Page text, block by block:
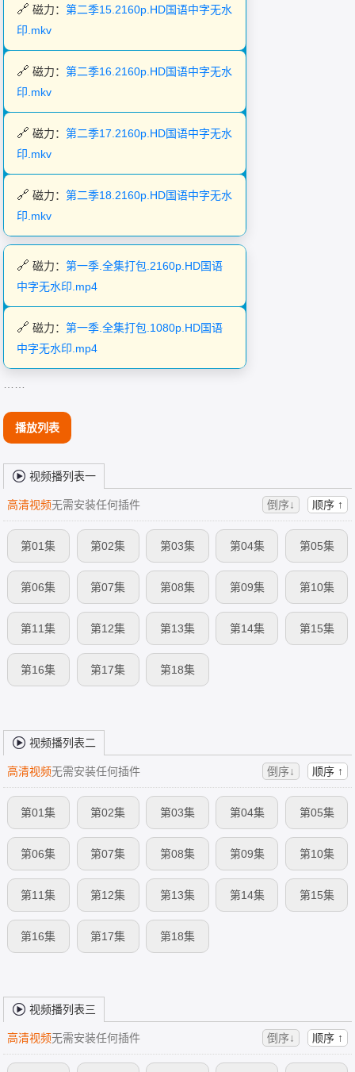
磁力：第二季15.2160p.HD国语中字无水
印.mkv
磁力：第二季16.2160p.HD国语中字无水
印.mkv
磁力：第二季17.2160p.HD国语中字无水
印.mkv
磁力：第二季18.2160p.HD国语中字无水
印.mkv
磁力：第一季.全集打包.2160p.HD国语
中字无水印.mp4
磁力：第一季.全集打包.1080p.HD国语
中字无水印.mp4
播放列表
视频播列表一
高清视频无需安装任何插件 倒序↓ 顺序 ↑
第01集 第02集 第03集 第04集 第05集
第06集 第07集 第08集 第09集 第10集
第11集 第12集 第13集 第14集 第15集
第16集 第17集 第18集
视频播列表二
高清视频无需安装任何插件 倒序↓ 顺序 ↑
第01集 第02集 第03集 第04集 第05集
第06集 第07集 第08集 第09集 第10集
第11集 第12集 第13集 第14集 第15集
第16集 第17集 第18集
视频播列表三
高清视频无需安装任何插件 倒序↓ 顺序 ↑